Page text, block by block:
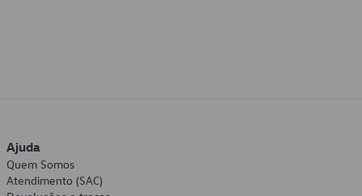
Ajuda
Quem Somos
Atendimento (SAC)